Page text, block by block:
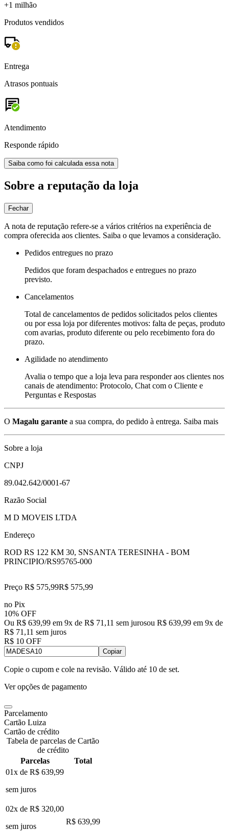
+1 milhão
Produtos vendidos
Entrega
Atrasos pontuais
Atendimento
Responde rápido
Saiba como foi calculada essa nota
Sobre a reputação da loja
Fechar
A nota de reputação refere-se a vários critérios na experiência de
compra oferecida aos clientes. Saiba o que levamos a consideração.
Pedidos entregues no prazo
Pedidos que foram despachados e entregues no prazo
previsto.
Cancelamentos
Total de cancelamentos de pedidos solicitados pelos clientes
ou por essa loja por diferentes motivos: falta de peças, produto
com avarias, produto diferente ou pelo recebimento fora do
prazo.
Agilidade no atendimento
Avalia o tempo que a loja leva para responder aos clientes nos
canais de atendimento: Protocolo, Chat com o Cliente e
Perguntas e Respostas
O Magalu garante a sua compra, do pedido à entrega. Saiba mais
Sobre a loja
CNPJ
89.042.642/0001-67
Razão Social
M D MOVEIS LTDA
Endereço
ROD RS 122 KM 30, SNSANTA TERESINHA - BOM
PRINCIPIO/RS95765-000
Preço R$ 575,99R$ 575,99
no Pix
10% OFF
Ou R$ 639,99 em 9x de R$ 71,11 sem jurosou R$ 639,99 em 9x de
R$ 71,11 sem juros
R$ 10 OFF
Copiar
Copie o cupom e cole na revisão. Válido até 10 de set.
Ver opções de pagamento
Parcelamento
Cartão Luiza
Cartão de crédito
Tabela de parcelas de Cartão
de crédito
Parcelas
Total
01x de R$ 639,99
sem juros
02x de R$ 320,00
sem juros
R$ 639,99